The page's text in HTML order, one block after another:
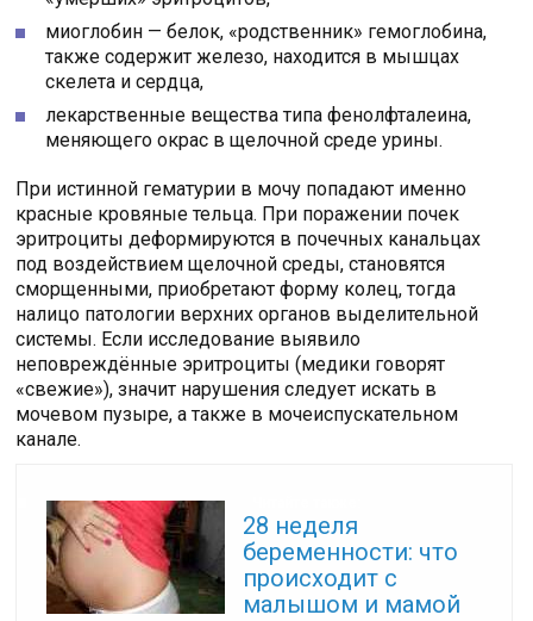
миоглобин — белок, «родственник» гемоглобина,
также содержит железо, находится в мышцах
скелета и сердца,
лекарственные вещества типа фенолфталеина,
меняющего окрас в щелочной среде урины.
При истинной гематурии в мочу попадают именно
красные кровяные тельца. При поражении почек
эритроциты деформируются в почечных канальцах
под воздействием щелочной среды, становятся
сморщенными, приобретают форму колец, тогда
налицо патологии верхних органов выделительной
системы. Если исследование выявило
неповреждённые эритроциты (медики говорят
«свежие»), значит нарушения следует искать в
мочевом пузыре, а также в мочеиспускательном
канале.
28 неделя
беременности: что
происходит с
малышом и мамой